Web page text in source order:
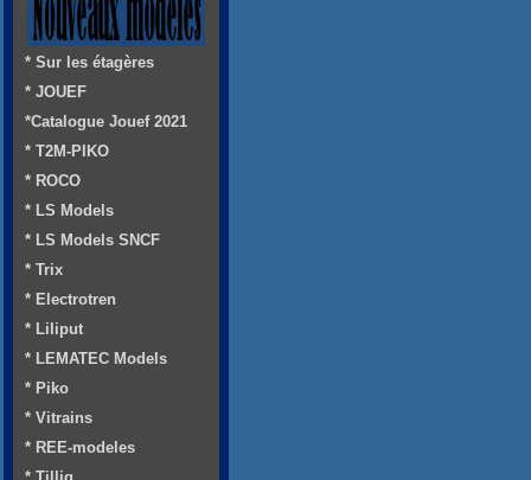
* Sur les étagères
* JOUEF
*Catalogue Jouef 2021
* T2M-PIKO
* ROCO
* LS Models
* LS Models SNCF
* Trix
* Electrotren
* Liliput
* LEMATEC Models
* Piko
* Vitrains
* REE-modeles